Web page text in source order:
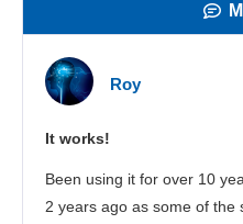
Roy
It works!
Been using it for over 10
2 years ago as some of the